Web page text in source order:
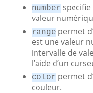
number
valeur
range permet
est une valeur
intervalle de
l’aide d’un
color permet
couleur.